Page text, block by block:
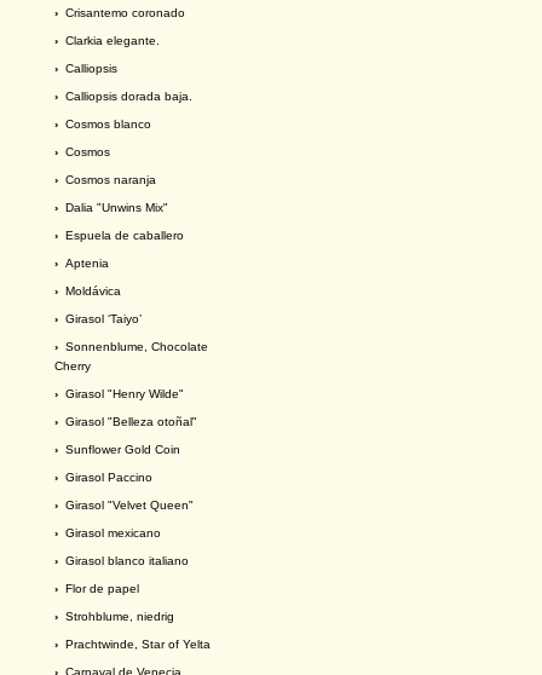
› Crisantemo coronado
› Clarkia elegante.
› Calliopsis
› Calliopsis dorada baja.
› Cosmos blanco
› Cosmos
› Cosmos naranja
› Dalia "Unwins Mix"
› Espuela de caballero
› Aptenia
› Moldávica
› Girasol ‘Taiyo’
› Sonnenblume, Chocolate
Cherry
› Girasol "Henry Wilde"
› Girasol "Belleza otoñal"
› Sunflower Gold Coin
› Girasol Paccino
› Girasol "Velvet Queen"
› Girasol mexicano
› Girasol blanco italiano
› Flor de papel
› Strohblume, niedrig
› Prachtwinde, Star of Yelta
› Carnaval de Venecia.